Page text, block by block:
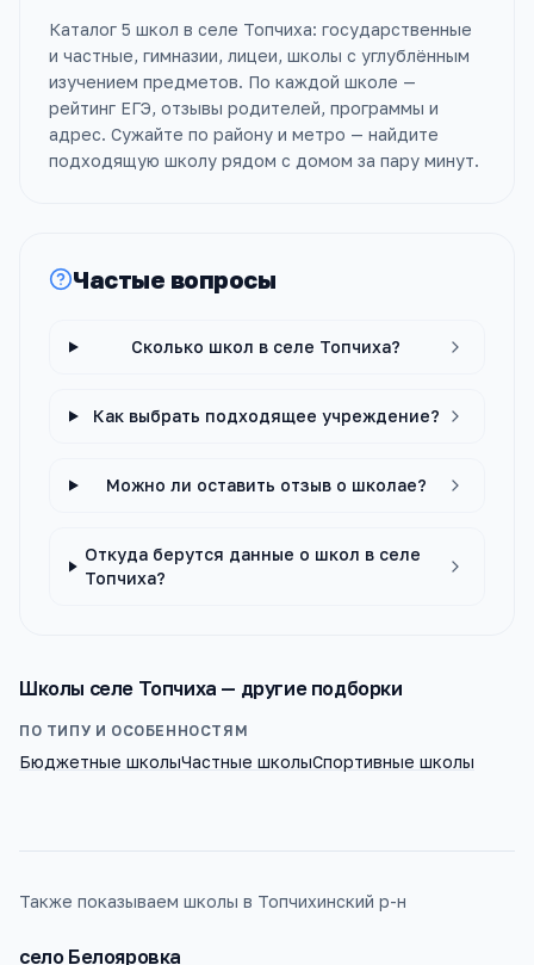
Каталог 5 школ в селе Топчиха: государственные
и частные, гимназии, лицеи, школы с углублённым
изучением предметов. По каждой школе —
рейтинг ЕГЭ, отзывы родителей, программы и
адрес. Сужайте по району и метро — найдите
подходящую школу рядом с домом за пару минут.
Частые вопросы
Сколько школ в селе Топчиха?
Как выбрать подходящее учреждение?
Можно ли оставить отзыв о школае?
Откуда берутся данные о школ в селе
Топчиха?
Школы селе Топчиха — другие подборки
ПО ТИПУ И ОСОБЕННОСТЯМ
Бюджетные школыЧастные школыСпортивные школы
Также показываем школы в Топчихинский р-н
село Белояровка